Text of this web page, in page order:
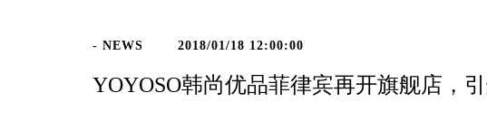
- NEWS 2018/01/18 12:00:00
YOYOSO韩尚优品菲律宾再开旗舰店，